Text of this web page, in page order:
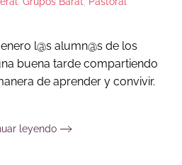
l@s alumn@s de los
buena tarde compartiendo
de aprender y convivir.
leyendo